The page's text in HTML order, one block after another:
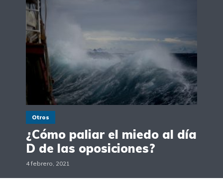
Otros
¿Cómo paliar el miedo al día
D de las oposiciones?
4 febrero, 2021